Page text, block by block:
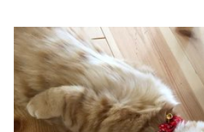
PECOアプリをダウンロード済
アプリで開く